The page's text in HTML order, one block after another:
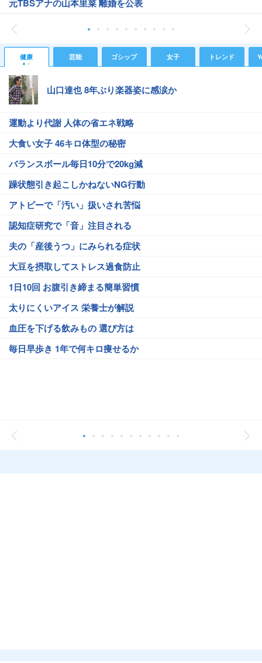
元TBSアナの山本里菜 離婚を公表
健康 芸能 ゴシップ 女子 トレンド
山口達也 8年ぶり楽器姿に感涙か
運動より代謝 人体の省エネ戦略
大食い女子 46キロ体型の秘密
バランスボール毎日10分で20kg減
躁状態引き起こしかねないNG行動
アトピーで「汚い」扱いされ苦悩
認知症研究で「音」注目される
夫の「産後うつ」にみられる症状
大豆を摂取してストレス過食防止
1日10回 お腹引き締まる簡単習慣
太りにくいアイス 栄養士が解説
血圧を下げる飲みもの 選び方は
毎日早歩き 1年で何キロ痩せるか